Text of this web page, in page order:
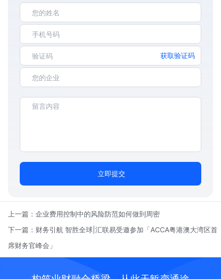
获取验证码
立即提交
上一篇： 企业费用控制中的风险防范如何做到周密
下一篇： 财务引航 智胜全球|汇联易受邀参加「ACCA粤港澳大湾区首
席财务官峰会」